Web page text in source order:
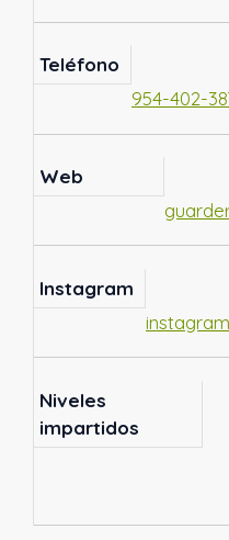
Teléfono
954-402-
Web
Instagram
Niveles
impartidos